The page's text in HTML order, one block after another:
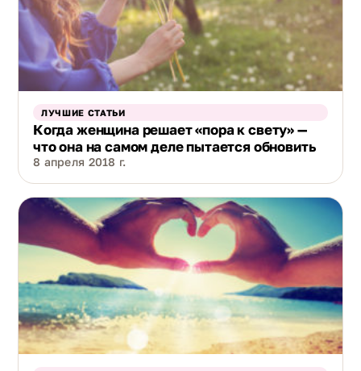
ЛУЧШИЕ СТАТЬИ
Когда женщина решает «пора к свету» —
что она на самом деле пытается обновить
8 апреля 2018 г.